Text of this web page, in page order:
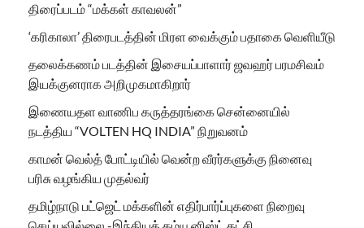
திரைப்படம் “மக்கள் காவலன்”
‘கரிகாலா’ திரைபடத்தின் மிரள வைக்கும் பதாகை வெளியீடு
தலைக்கணம் படத்தின் இசையப்பாளார் ஜவஹர் பரமசிவம்
இயக்குனராக அறிமுகமாகிறார்
இணையதள வாணிப கருத்தரங்கை சென்னையில்
நடத்திய “VOLTEN HQ INDIA” நிறுவனம்
காமன் வெல்த் போட்டியில் வென்ற வீரர்களுக்கு நினைவு
பரிசு வழங்கிய முதல்வர்
தமிழ்நாடு பட்ஜெட் மக்களின் எதிர்பார்ப்புகளை நிறைவு